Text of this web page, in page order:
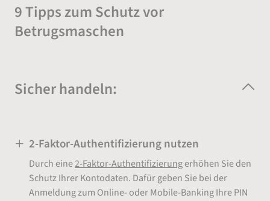
9 Tipps zum Schutz vor
Betrugsmaschen
Sicher handeln:
2-Faktor-Authentifizierung nutzen
Durch eine2-Faktor-Authentifizierungerhöhen Sie den
Schutz Ihrer Kontodaten. Dafür geben Sie bei der
Anmeldung zum Online- oder Mobile-Banking Ihre PIN